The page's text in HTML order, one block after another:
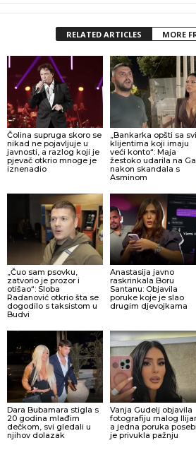
RELATED ARTICLES MORE
Čolina supruga skoro se
nikad ne pojavljuje u
javnosti, a razlog koji je
pjevač otkrio mnoge je
iznenadio
„Bankarka opšti sa
klijentima koji imaju
veći konto“: Maja
žestoko udarila na
nakon skandala s
Asminom
„Čuo sam psovku,
zatvorio je prozor i
otišao“: Sloba
Radanović otkrio šta se
dogodilo s taksistom u
Budvi
Anastasija javno
raskrinkala Boru
Santanu: Objavila
poruke koje je slao
drugim djevojkama
Dara Bubamara stigla s
20 godina mlađim
dečkom, svi gledali u
njihov dolazak
Vanja Gudelj objavila
fotografiju malog
a jedna poruka
je privukla pažnju